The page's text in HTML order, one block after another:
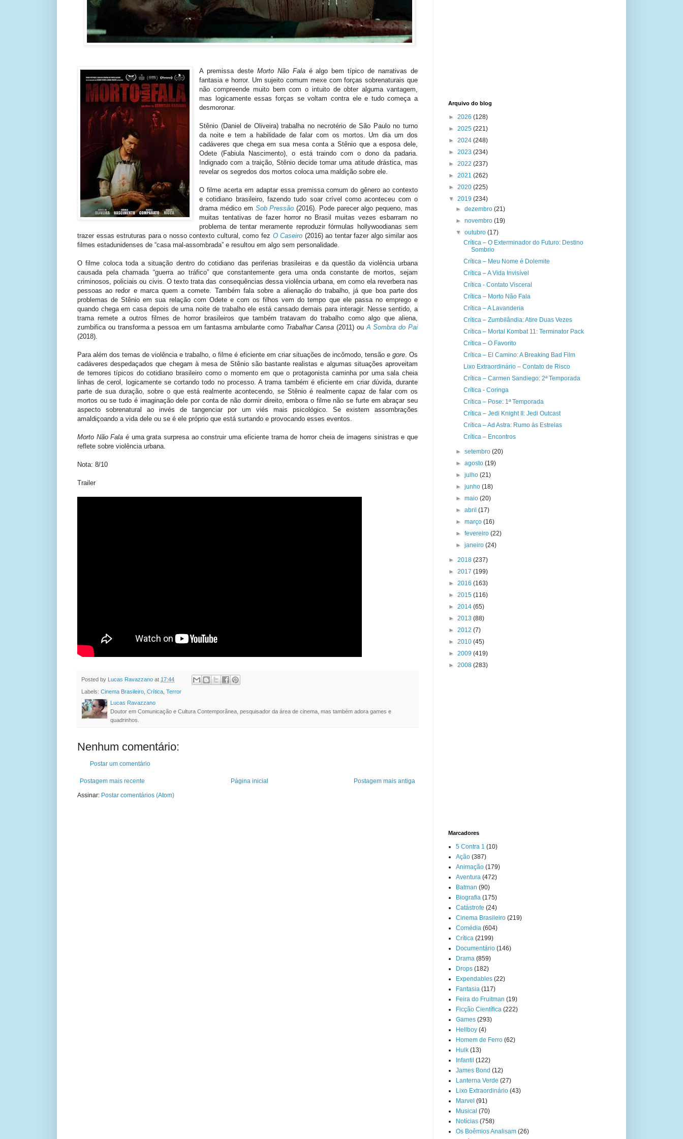
A premissa deste Morto Não Fala é algo bem típico de narrativas de
fantasia e horror. Um sujeito comum mexe com forças sobrenaturais que
não compreende muito bem com o intuito de obter alguma vantagem,
mas logicamente essas forças se voltam contra ele e tudo começa a
desmoronar.
Stênio (Daniel de Oliveira) trabalha no necrotério de São Paulo no turno
da noite e tem a habilidade de falar com os mortos. Um dia um dos
cadáveres que chega em sua mesa conta a Stênio que a esposa dele,
Odete (Fabiula Nascimento), o está traindo com o dono da padaria.
Indignado com a traição, Stênio decide tomar uma atitude drástica, mas
revelar os segredos dos mortos coloca uma maldição sobre ele.
O filme acerta em adaptar essa premissa comum do gênero ao contexto
e cotidiano brasileiro, fazendo tudo soar crível como aconteceu com o
drama médico em Sob Pressão (2016). Pode parecer algo pequeno, mas
muitas tentativas de fazer horror no Brasil muitas vezes esbarram no
problema de tentar meramente reproduzir fórmulas hollywoodianas sem
trazer essas estruturas para o nosso contexto cultural, como fez O Caseiro (2016) ao tentar fazer algo similar aos
filmes estadunidenses de “casa mal-assombrada” e resultou em algo sem personalidade.
O filme coloca toda a situação dentro do cotidiano das periferias brasileiras e da questão da violência urbana
causada pela chamada “guerra ao tráfico” que constantemente gera uma onda constante de mortos, sejam
criminosos, policiais ou civis. O texto trata das consequências dessa violência urbana, em como ela reverbera nas
pessoas ao redor e marca quem a comete. Também fala sobre a alienação do trabalho, já que boa parte dos
problemas de Stênio em sua relação com Odete e com os filhos vem do tempo que ele passa no emprego e
quando chega em casa depois de uma noite de trabalho ele está cansado demais para interagir. Nesse sentido, a
trama remete a outros filmes de horror brasileiros que também tratavam do trabalho como algo que aliena,
zumbifica ou transforma a pessoa em um fantasma ambulante como Trabalhar Cansa(2011) ou A Sombra do Pai
(2018).
Para além dos temas de violência e trabalho, o filme é eficiente em criar situações de incômodo, tensão e gore . Os
cadáveres despedaçados que chegam à mesa de Stênio são bastante realistas e algumas situações aproveitam
de temores típicos do cotidiano brasileiro como o momento em que o protagonista caminha por uma sala cheia
linhas de cerol, logicamente se cortando todo no processo. A trama também é eficiente em criar dúvida, durante
parte de sua duração, sobre o que está realmente acontecendo, se Stênio é realmente capaz de falar com os
mortos ou se tudo é imaginação dele por conta de não dormir direito, embora o filme não se furte em abraçar seu
aspecto sobrenatural ao invés de tangenciar por um viés mais psicológico. Se existem assombrações
amaldiçoando a vida dele ou se é ele próprio que está surtando e provocando esses eventos.
Morto Não Falaé uma grata surpresa ao construir uma eficiente trama de horror cheia de imagens sinistras e que
reflete sobre violência urbana.
Nota: 8/10
Trailer
Posted by Lucas Ravazzano at 17:44
Labels: Cinema Brasileiro Crítica Terror
Lucas Ravazzano
Doutor em Comunicação e Cultura Contemporânea, pesquisador da área de cinema, mas também adora games e
quadrinhos.
Nenhum comentário:
Postar um comentário
Postagem mais recente Postagem mais antiga
Página inicial
Assinar: Postar comentários (Atom)
Arquivo do blog
► 2026 (128)
► 2025 (221)
► 2024 (248)
► 2023 (234)
► 2022 (237)
► 2021 (262)
► 2020 (225)
▼ 2019 (234)
►dezembro(21)
►novembro(19)
▼outubro(17)
Crítica – O Exterminador do Futuro: Destino
Sombrio
Crítica – Meu Nome é Dolemite
Crítica – A Vida Invisível
Crítica - Contato Visceral
Crítica – Morto Não Fala
Crítica – A Lavanderia
Crítica – Zumbilândia: Atire Duas Vezes
Crítica – Mortal Kombat 11: Terminator Pack
Crítica – O Favorito
Crítica – El Camino: A Breaking Bad Film
Lixo Extraordinário – Contato de Risco
Crítica – Carmen Sandiego: 2ª Temporada
Crítica - Coringa
Crítica – Pose: 1ª Temporada
Crítica – Jedi Knight II: Jedi Outcast
Crítica – Ad Astra: Rumo às Estrelas
Crítica – Encontros
►setembro(20)
►agosto(19)
►julho(21)
►junho(18)
►maio(20)
►abril(17)
►março(16)
►fevereiro(22)
►janeiro(24)
► 2018 (237)
► 2017 (199)
► 2016 (163)
► 2015 (116)
► 2014 (65)
► 2013 (88)
► 2012 (7)
► 2010 (45)
► 2009 (419)
► 2008 (283)
Marcadores
5 Contra 1 (10)
Ação (387)
Animação (179)
Aventura (472)
Batman (90)
Biografia (175)
Catástrofe (24)
Cinema Brasileiro (219)
Comédia (604)
Crítica (2199)
Documentário (146)
Drama (859)
Drops (182)
Expendables (22)
Fantasia (117)
Feira do Fruitman (19)
Ficção Científica (222)
Games (293)
Hellboy (4)
Homem de Ferro (62)
Hulk (13)
Infantil (122)
James Bond (12)
Lanterna Verde (27)
Lixo Extraordinário (43)
Marvel (91)
Musical (70)
Notícias (758)
Os Boêmios Analisam (26)